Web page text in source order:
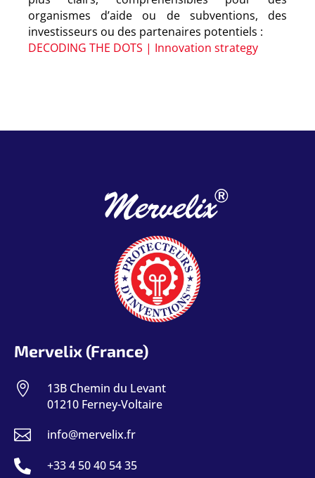
organismes d’aide ou de subventions, des
investisseurs ou des partenaires potentiels :
DECODING THE DOTS | Innovation strategy
Mervelix
®
Mervelix (France)

13B Chemin du Levant
01210 Ferney-Voltaire
 info@mervelix.fr
 +33 4 50 40 54 35